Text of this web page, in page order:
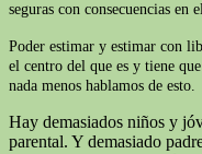
seguras con consecuencias en
Poder estimar y estimar con
el centro del que es y tiene
nada menos hablamos de esto.
Hay demasiados niños y
parental. Y demasiado